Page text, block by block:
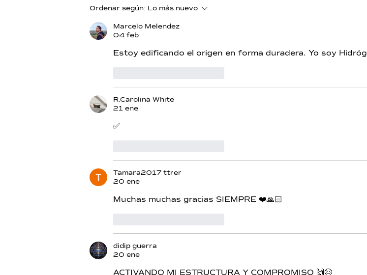
Hidrógeno - Día 13 -
Ordenar según: Lo más nuevo
Marcelo Melendez
04 feb
Estoy edificando el origen en forma duradera. Yo soy
R.Carolina White
21 ene
✅
Tamara2017 ttrer
20 ene
Muchas muchas gracias SIEMPRE ❤️🙏🏻
didip guerra
20 ene
ACTIVANDO MI ESTRUCTURA Y COMPROMISO 🙌😌